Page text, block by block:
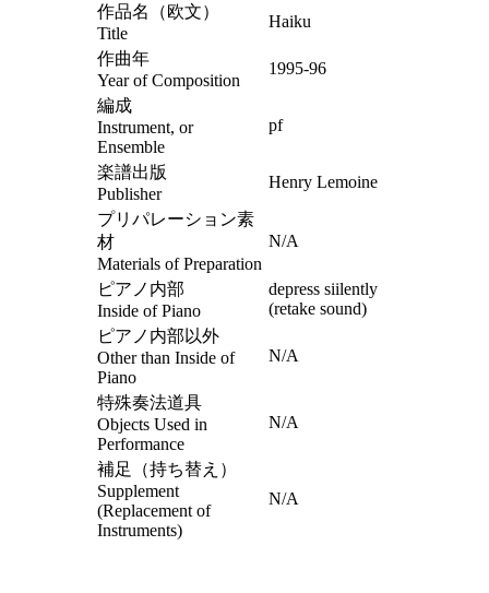
作品名（欧文）
Title
Haiku
作曲年
Year of Composition
1995-96
編成
Instrument, or
Ensemble
pf
楽譜出版
Publisher
Henry Lemoine
プリパレーション素
材
Materials of Preparation
N/A
ピアノ内部
Inside of Piano
depress siilently
(retake sound)
ピアノ内部以外
Other than Inside of
Piano
N/A
特殊奏法道具
Objects Used in
Performance
N/A
補足（持ち替え）
Supplement
(Replacement of
Instruments)
N/A